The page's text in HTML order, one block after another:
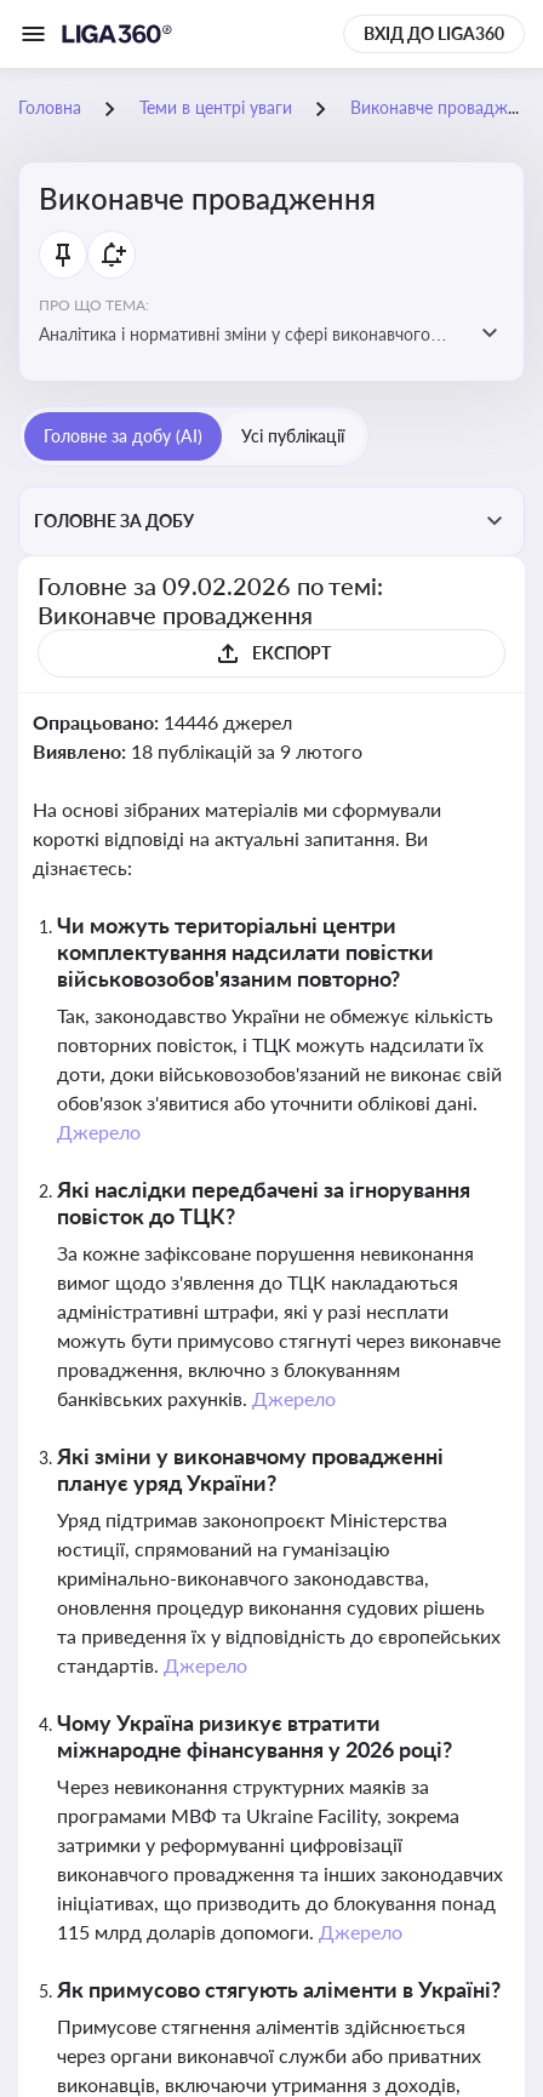
ВХІД ДО LIGA360
Головна Теми в центрі уваги Виконавче провадження
Виконавче провадження
ПРО ЩО ТЕМА:
Аналітика і нормативні зміни у сфері виконавчого
завершенню проваджень, діяльності державних і
приватних виконавців
Головне за добу (AI) Усі публікації
ГОЛОВНЕ ЗА ДОБУ
Головне за 09.02.2026 по темі:
Виконавче провадження
ЕКСПОРТ
Опрацьовано: 14446 джерел
Виявлено: 18 публікацій за 9 лютого
На основі зібраних матеріалів ми сформували
короткі відповіді на актуальні запитання. Ви
дізнаєтесь:
Чи можуть територіальні центри
комплектування надсилати повістки
військовозобов'язаним повторно?
Так, законодавство України не обмежує кількість
повторних повісток, і ТЦК можуть надсилати їх
доти, доки військовозобов'язаний не виконає свій
обов'язок з'явитися або уточнити облікові дані.
Джерело
Які наслідки передбачені за ігнорування
повісток до ТЦК?
За кожне зафіксоване порушення невиконання
вимог щодо з'явлення до ТЦК накладаються
адміністративні штрафи, які у разі несплати
можуть бути примусово стягнуті через виконавче
провадження, включно з блокуванням
банківських рахунків. Джерело
Які зміни у виконавчому провадженні
планує уряд України?
Уряд підтримав законопроєкт Міністерства
юстиції, спрямований на гуманізацію
кримінально-виконавчого законодавства,
оновлення процедур виконання судових рішень
та приведення їх у відповідність до європейських
стандартів. Джерело
Чому Україна ризикує втратити
міжнародне фінансування у 2026 році?
Через невиконання структурних маяків за
програмами МВФ та Ukraine Facility, зокрема
затримки у реформуванні цифровізації
виконавчого провадження та інших законодавчих
ініціативах, що призводить до блокування понад
115 млрд доларів допомоги. Джерело
Як примусово стягують аліменти в Україні?
Примусове стягнення аліментів здійснюється
через органи виконавчої служби або приватних
виконавців, включаючи утримання з доходів,